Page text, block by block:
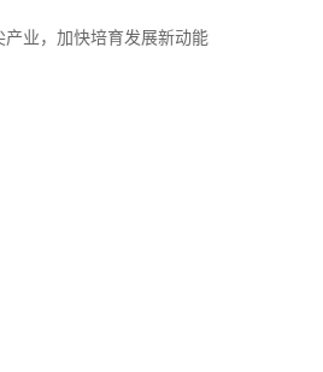
业，加快培育发展新动能